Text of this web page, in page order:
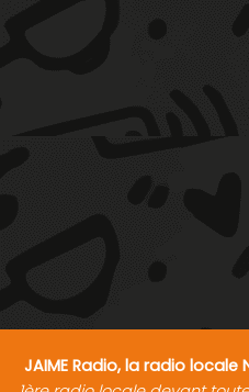
JAIME Radio, la radio locale